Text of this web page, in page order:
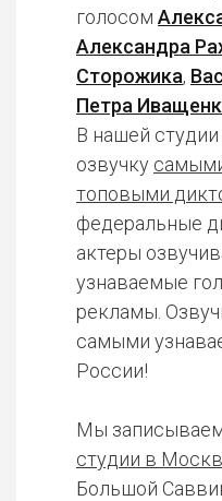
голосом
Александра
Сторожика,
Петра
В нашей
озвучку
топовыми
федеральные
актеры
узнаваемые
рекламы.
самыми
России!
Мы
студии в
Большой